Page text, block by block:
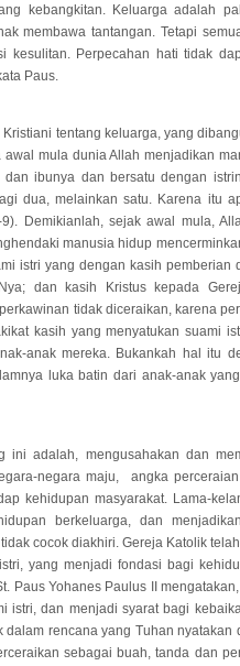
kebangkitan. Keluarga adalah
membawa tantangan. Tetapi
kesulitan. Perpecahan hati tidak
Paus.
tentang keluarga, yang
mula dunia Allah menjadikan
ibunya dan bersatu dengan
dua, melainkan satu. Karena itu
Demikianlah, sejak awal mula,
manusia hidup
istri yang dengan kasih pemberian
dan kasih Kristus kepada
tidak diceraikan, karena
kasih yang menyatukan suami
anak mereka. Bukankah hal itu
luka batin dari anak-anak
adalah, mengusahakan dan
negara maju, angka
kehidupan masyarakat. Lama-
berkeluarga, dan
cocok diakhiri. Gereja Katolik
yang menjadi fondasi bagi
Paus Yohanes Paulus II mengatakan,
istri, dan menjadi syarat bagi
rencana yang Tuhan nyatakan
sebagai buah, tanda dan